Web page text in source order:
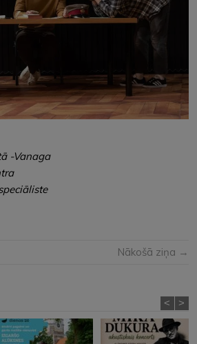
-Vanaga
Nākošā ziņa →
< >